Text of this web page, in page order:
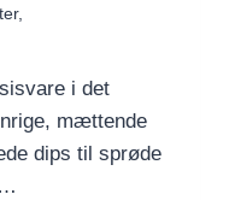
,
i det
mættende
dips til sprøde